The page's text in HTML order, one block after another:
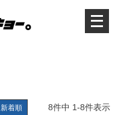
新着順 8件中 1-8件表示